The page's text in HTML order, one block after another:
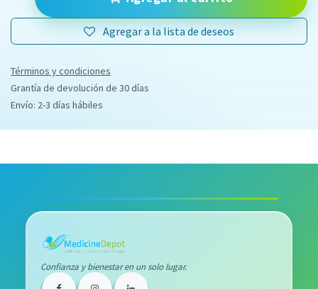
Agregar a la lista de deseos
Términos y condiciones
Grantía de devolución de 30 días
Envío: 2-3 días hábiles
Confianza y bienestar en un solo lugar.